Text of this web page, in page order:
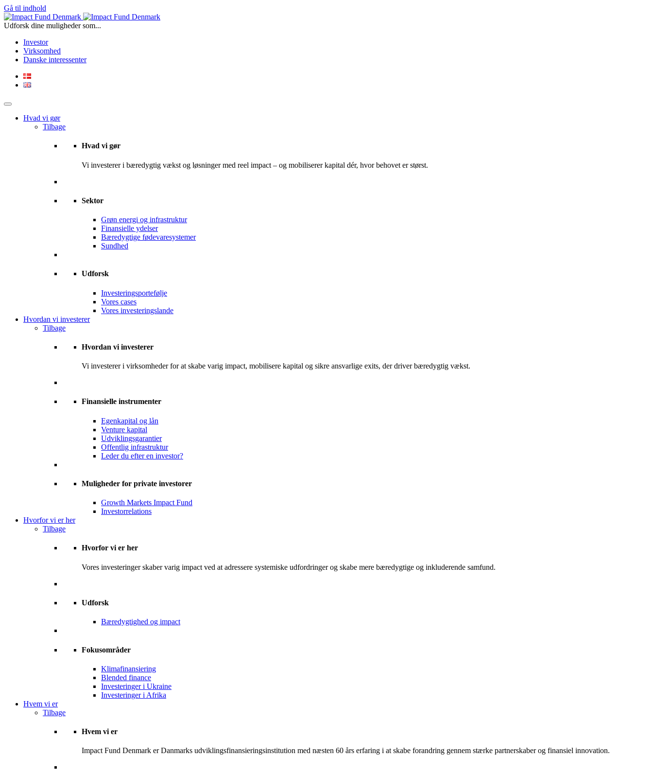
Gå til indhold
Udforsk dine muligheder som...
Investor
Virksomhed
Danske interessenter
Hvad vi gør
Tilbage
Hvad vi gør
Vi investerer i bæredygtig vækst og løsninger med reel impact – og mobiliserer kapital dér, hvor behovet er størst.
Sektor
Grøn energi og infrastruktur
Finansielle ydelser
Bæredygtige fødevaresystemer
Sundhed
Udforsk
Investeringsportefølje
Vores cases
Vores investeringslande
Hvordan vi investerer
Tilbage
Hvordan vi investerer
Vi investerer i virksomheder for at skabe varig impact, mobilisere kapital og sikre ansvarlige exits, der driver bæredygtig vækst.
Finansielle instrumenter
Egenkapital og lån
Venture kapital
Udviklingsgarantier
Offentlig infrastruktur
Leder du efter en investor?
Muligheder for private investorer
Growth Markets Impact Fund
Investorrelations
Hvorfor vi er her
Tilbage
Hvorfor vi er her
Vores investeringer skaber varig impact ved at adressere systemiske udfordringer og skabe mere bæredygtige og inkluderende samfund.
Udforsk
Bæredygtighed og impact
Fokusområder
Klimafinansiering
Blended finance
Investeringer i Ukraine
Investeringer i Afrika
Hvem vi er
Tilbage
Hvem vi er
Impact Fund Denmark er Danmarks udviklingsfinansieringsinstitution med næsten 60 års erfaring i at skabe forandring gennem stærke partnerskaber og finansiel innovation.